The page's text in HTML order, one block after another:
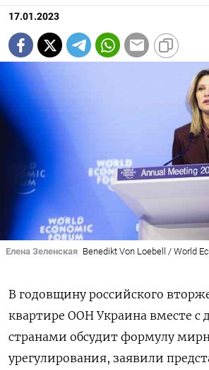
17.01.2023
Елена Зеленская Benedikt Von Loebell / World
В годовщину российского
квартире ООН Украина вместе с
странами обсудит формулу
урегулирования, заявили